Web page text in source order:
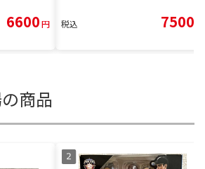
6600円 税込 7500
商品